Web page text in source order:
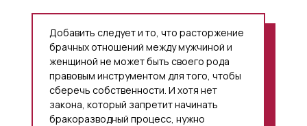
Добавить следует и то, что расторжение
брачных отношений между мужчиной и
женщиной не может быть своего рода
правовым инструментом для того, чтобы
сберечь собственности. И хотя нет
закона, который запретит начинать
бракоразводный процесс, нужно